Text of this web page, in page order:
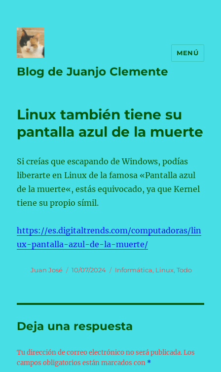
Blog de Juanjo Clemente
MENÚ
Linux también tiene su
pantalla azul de la muerte
Si creías que escapando de Windows, podías
liberarte en Linux de la famosa «Pantalla azul
de la muerte«, estás equivocado, ya que Kernel
tiene su propio símil.
https://es.digitaltrends.com/computadoras/lin
ux-pantalla-azul-de-la-muerte/
Autor
Juan José
Publicado
10/07/2024 Categorías
Informática, Linux,Todo
Deja una respuesta
Tu dirección de correo electrónico no será publicada. Los
campos obligatorios están marcados con *